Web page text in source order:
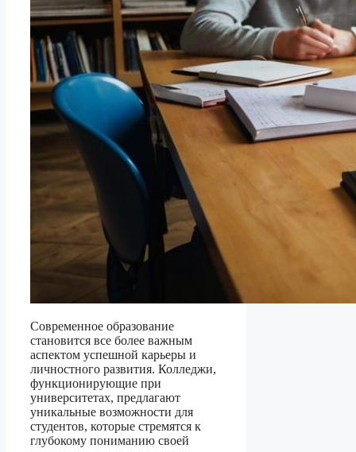
Современное образование
становится все более важным
аспектом успешной карьеры и
личностного развития. Колледжи,
функционирующие при
университетах, предлагают
уникальные возможности для
студентов, которые стремятся к
глубокому пониманию своей